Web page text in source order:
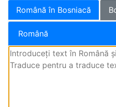
Română în Bosniacă
Română